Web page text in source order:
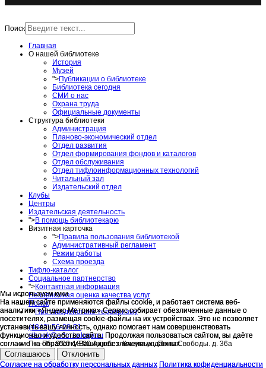
Мы используем куки
На нашем сайте применяются файлы cookie, и работает система веб-
аналитики «Яндекс Метрика».Сервис собирает обезличенные данные о
посетителях, размещая cookie-файлы на их устройствах. Это не позволяет
установить вашу личность, однако помогает нам совершенствовать
функционал и удобство сайта. Продолжая пользоваться сайтом, вы даёте
согласие на обработку Ваших обезличенных данных.
Соглашаюсь Отклонить
Согласие на обработку персональных данных Политика кофиденциальности
Поиск
Главная
О нашей библиотеке
История
Музей
">Публикации о библиотеке
Библиотека сегодня
СМИ о нас
Охрана труда
Официальные документы
Структура библиотеки
Администрация
Планово-экономический отдел
Отдел развития
Отдел формирования фондов и каталогов
Отдел обслуживания
Отдел тифлоинформационных технологий
Читальный зал
Издательский отдел
Клубы
Центры
Издательская деятельность
">В помощь библиотекарю
Визитная карточка
">Правила пользования библиотекой
Административный регламент
Режим работы
Схема проезда
Тифло-каталог
Социальное партнерство
">Контактная информация
Независимая оценка качества услуг
Поиск
">Противодействие терроризму
(4842) 56-28-51
slbook@adm.kaluga.ru
Пн.-Пт.: 9.00-18.00 Адрес: г. Калуга ул. Поле Свободы. д. 36а
Мы используем куки
На нашем сайте применяются файлы cookie, и работает система веб-
аналитики «Яндекс Метрика».Сервис собирает обезличенные данные о
посетителях, размещая cookie-файлы на их устройствах. Это не позволяет
установить вашу личность, однако помогает нам совершенствовать
функционал и удобство сайта. Продолжая пользоваться сайтом, вы даёте
согласие на обработку Ваших обезличенных данных.
Соглашаюсь Отклонить
Согласие на обработку персональных данных Политика кофиденциальности